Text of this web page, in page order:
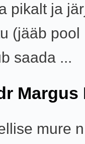
pikalt ja
(jääb pool
saada ...
Margus
mure